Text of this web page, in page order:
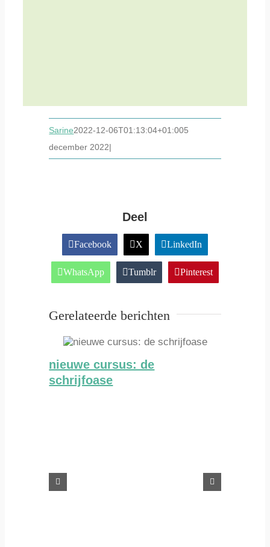
Sarine2022-12-06T01:13:04+01:005
december 2022|
Deel
Facebook X LinkedIn
WhatsApp Tumblr Pinterest
Gerelateerde berichten
nieuwe cursus: de
schrijfoase